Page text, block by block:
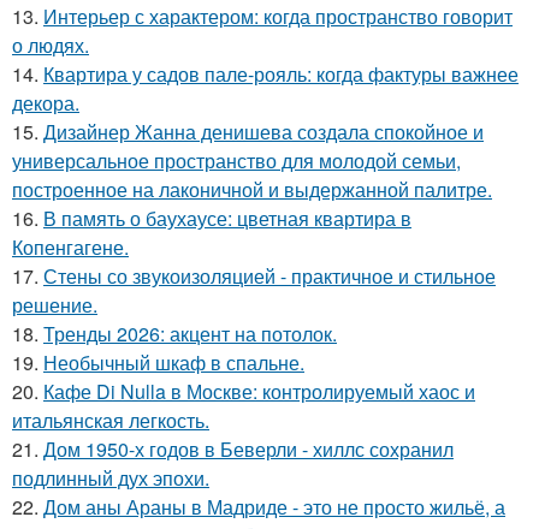
13. Интерьер с характером: когда пространство говорит
о людях.
14. Квартира у садов пале-рояль: когда фактуры важнее
декора.
15. Дизайнер Жанна денишева создала спокойное и
универсальное пространство для молодой семьи,
построенное на лаконичной и выдержанной палитре.
16. В память о баухаусе: цветная квартира в
Копенгагене.
17. Стены со звукоизоляцией - практичное и стильное
решение.
18. Тренды 2026: акцент на потолок.
19. Необычный шкаф в спальне.
20. Кафе Di Nulla в Москве: контролируемый хаос и
итальянская легкость.
21. Дом 1950-х годов в Беверли - хиллс сохранил
подлинный дух эпохи.
22. Дом аны Араны в Мадриде - это не просто жильё, а